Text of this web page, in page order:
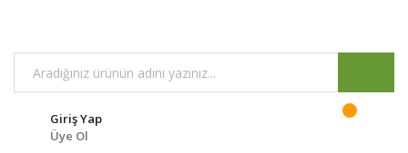
Giriş Yap
Üye Ol